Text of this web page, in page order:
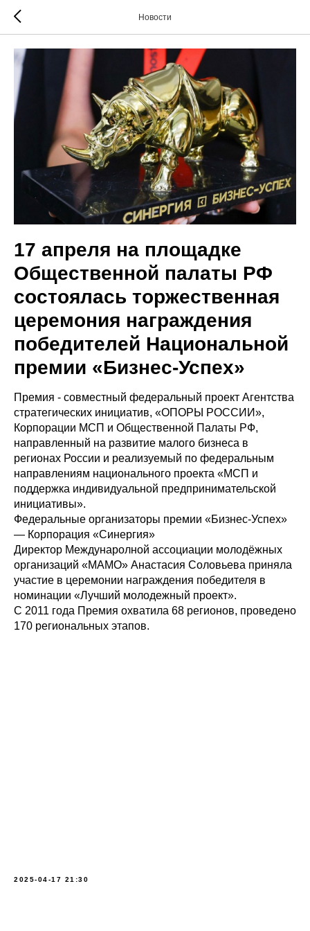
Новости
17 апреля на площадке
Общественной палаты РФ
состоялась торжественная
церемония награждения
победителей Национальной
премии «Бизнес-Успех»
Премия - совместный федеральный проект Агентства
стратегических инициатив, «ОПОРЫ РОССИИ»,
Корпорации МСП и Общественной Палаты РФ,
направленный на развитие малого бизнеса в
регионах России и реализуемый по федеральным
направлениям национального проекта «МСП и
поддержка индивидуальной предпринимательской
инициативы».
Федеральные организаторы премии «Бизнес-Успех»
— Корпорация «Синергия»
Директор Междунаролной ассоциации молодёжных
организаций «МАМО» Анастасия Соловьева приняла
участие в церемонии награждения победителя в
номинации «Лучший молодежный проект».
С 2011 года Премия охватила 68 регионов, проведено
170 региональных этапов.
2025-04-17 21:30